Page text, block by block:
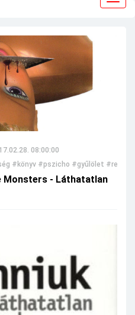
08:00:00
#könyv #pszicho #gyűlölet #regény
Monsters - Láthatatlan